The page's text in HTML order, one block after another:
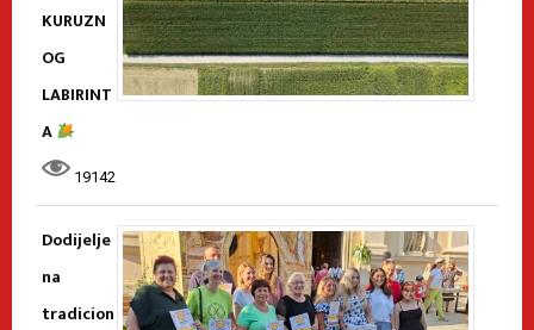
KURUZN
OG
LABIRINT
A
19142
Dodijelje
na
tradicion